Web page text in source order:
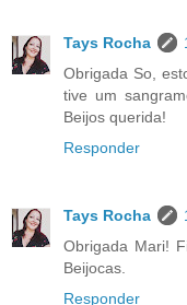
Tays Rocha
Obrigada So,
tive um
Beijos querida!
Responder
Tays Rocha
Obrigada Mari!
Beijocas.
Responder